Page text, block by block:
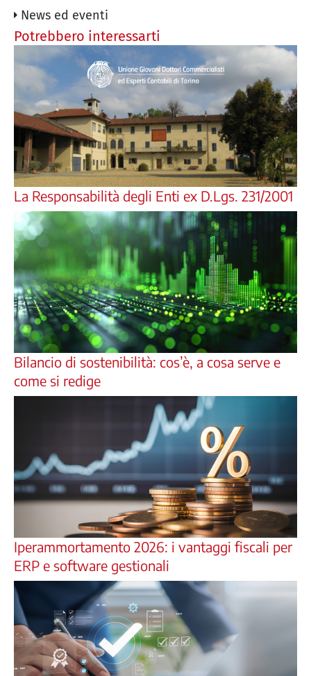
News ed eventi
Potrebbero interessarti
La Responsabilità degli Enti ex D.Lgs. 231/2001
Bilancio di sostenibilità: cos’è, a cosa serve e
come si redige
Iperammortamento 2026: i vantaggi fiscali per
ERP e software gestionali